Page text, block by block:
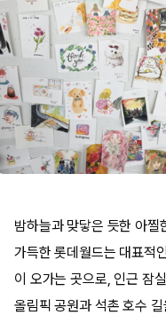
밤하늘과 맞닿은 듯한 아
가득한 롯데월드는 대표적
이 오가는 곳으로, 인근 잠
올림픽 공원과 석촌 호수